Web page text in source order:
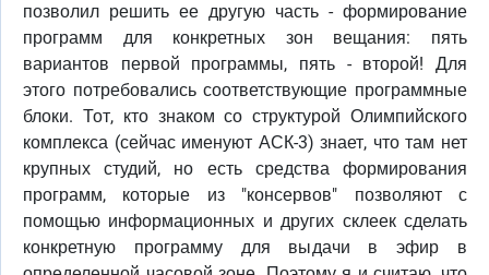
позволил решить ее другую часть - формирование
программ для конкретных зон вещания: пять
вариантов первой программы, пять - второй! Для
этого потребовались соответствующие программные
блоки. Тот, кто знаком со структурой Олимпийского
комплекса (сейчас именуют АСК-3) знает, что там нет
крупных студий, но есть средства формирования
программ, которые из "консервов" позволяют с
помощью информационных и других склеек сделать
конкретную программу для выдачи в эфир в